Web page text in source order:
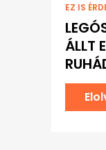
EZ IS
ÁLLT